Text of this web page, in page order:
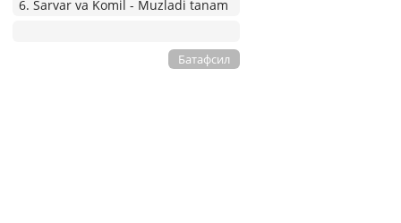
6. Sarvar va Komil - Muzladi tanam
Батафсил